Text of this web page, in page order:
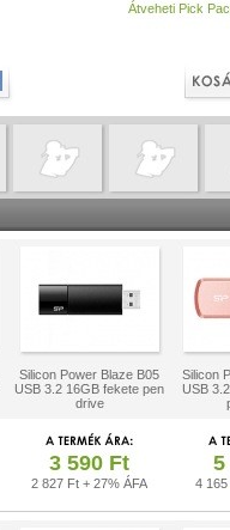
Átveheti Pick
Silicon Power Blaze B05
USB 3.2 16GB fekete pen
drive
Silicon
USB
3 590 Ft
2 827 Ft + 27% ÁFA
5
4 165